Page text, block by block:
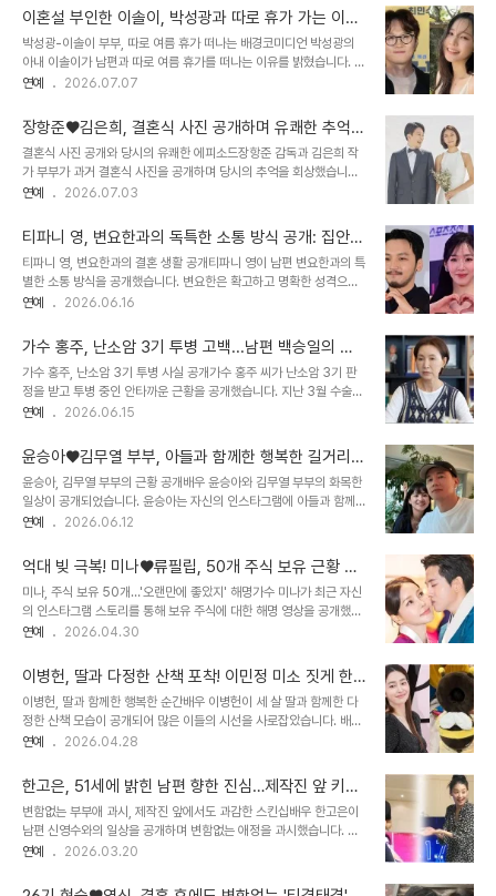
부부의 진솔한 이야기는 많은..
과 한혜진의 모습이 담겨 있습니다. 변함없는 애정, 13년차 부부의 신
혼 같은 일상기성용과 한혜진은 결혼 13년 차임에도 불구하고 여전히
신혼 같은 달달한 일상을 공개하며 많은 이들의 부러움을 샀습니다. 특
히 노을 진 바다를 배경으로 한 다정한 모습은 두 사람의 깊어진 애정
을 보여줍니다. 기성용은 딸과 함께 찍은 사진으로도 행복한 순간을 기
리그1 포항 스틸러스 소..
이혼설 부인한 이솔이, 박성광과 따로 휴가 가는 이유
공개!
박성광-이솔이 부부, 따로 여름 휴가 떠나는 배경코미디언 박성광의
아내 이솔이가 남편과 따로 여름 휴가를 떠나는 이유를 밝혔습니다. 이
솔이는 팔로워들과의 소통 중 휴가 계획에 대한 질문에 이같이 답했습
니다. 이혼설 해명과 함께 공개된 휴가 계획이솔이는 최근 SNS에 의
미심장한 심경 글을 올려 이혼설에 휩싸였으나, 이는 후킹일 뿐이라며
해명했습니다. 이번 여름 휴가는 책 몇 권을 들고 2주 정도 정처 없이
다녀 볼 계획이라고 밝혔습니다. 작년 여름부터 따로 휴가를 보내왔으
며 만족도가 높다고 덧붙였습니다. 박성광-이솔이 부부의 결혼 생활박
안 각종 예능 프로그램을 통..
연예 2026.07.07
장항준♥김은희, 결혼식 사진 공개하며 유쾌한 추억
회상
결혼식 사진 공개와 당시의 유쾌한 에피소드장항준 감독과 김은희 작
가 부부가 과거 결혼식 사진을 공개하며 당시의 추억을 회상했습니다.
공개된 사진 속 장항준 감독의 독특한 헤어스타일에 대해 김은희 작가
대한 솔직한 이야기도 나누었습니다. 개성 넘치는 청첩장과 재테크 조
언두 사람의 감성이 돋보이는 엽서 형태의 청첩장도 공개되어 눈길을
끌었습니다. 청첩장에 적힌 문구에 대한 아쉬움과 함께, 장항준 감독은
미래를 위한 연금 저축의 중요성을 강조했습니다. 김은희 작가는 장항
준 감독의 달라진 돈 이야기에 유쾌하게 반응했습니다. 딸 출산 후 변
르게 보는 계기가 되었다고 밝혔습..
연예 2026.07.03
티파니 영, 변요한과의 독특한 소통 방식 공개: 집안에
서도 전화 통화?
티파니 영, 변요한과의 결혼 생활 공개티파니 영이 남편 변요한과의 특
별한 소통 방식을 공개했습니다. 변요한은 확고하고 명확한 성격으로
티파니 영에게 안정감을 주었습니다. 티파니 영은 변요한의 책임감 있
도 전화 통화하는 이유변요한의 중저음 목소리에 대한 질문에 티파니
영은 집안에서도 전화 통화를 한다고 답했습니다. 이는 변요한의 목소
리가 작아 잘 들리지 않기 때문이라고 설명했습니다. 티파니 영은 남편
이 자신의 목소리를 듣기 위해 다가오도록 재치 있게 전화 통화를 한다
고 덧붙였습니다. 변요한과의 관계 및 대중 반응티파니 영은 변요한의
분하고 명확한 연기 스타일처럼 사..
연예 2026.06.16
가수 홍주, 난소암 3기 투병 고백...남편 백승일의 절
절한 심경 고백
가수 홍주, 난소암 3기 투병 사실 공개가수 홍주 씨가 난소암 3기 판
정을 받고 투병 중인 안타까운 근황을 공개했습니다. 지난 3월 수술을
받고 현재 표준 항암 치료 3차까지 마친 상태입니다. 드라마에서나 보
다고 합니다. 남편 백승일, 아내 투병에 절망감 토로남편인 씨름선수
출신 가수 백승일 씨는 예상치 못한 암 발병에 집에 폭탄이 터진 듯한
충격을 받았다고 심경을 전했습니다. 특히 수술 당일이 자신의 생일이
었다는 사실을 밝히며, 천하장사 등극 이후 처음으로 눈물을 흘릴 정도
로 절망감을 느꼈다고 고백했습니다. 아내가 아픈 뒤 정신이 없었지만,
치료 계획홍주 씨..
연예 2026.06.15
윤승아♥김무열 부부, 아들과 함께한 행복한 길거리
데이트 공개
윤승아, 김무열 부부의 근황 공개배우 윤승아와 김무열 부부의 화목한
일상이 공개되었습니다. 윤승아는 자신의 인스타그램에 아들과 함께
시간을 보내는 여러 장의 사진을 게재했습니다. 사진에는 부부가 아들
다정하고 자상한 아빠의 모습최근 넷플릭스 시리즈 ‘참교육’으로 사랑
받고 있는 김무열은 아내 윤승아의 가방을 메고 다정한 남편이자 아빠
의 면모를 드러냈습니다. 윤승아 역시 나이가 믿기지 않는 동안 미모와
함께 환한 미소로 사랑스러운 매력을 뽐냈습니다. 김무열은 게시물에
하트 이모티콘을 댓글로 남기며 애정을 표현했습니다. 팬들의 따뜻한
니다', '드라마 잘 보고 있어요..
연예 2026.06.12
억대 빚 극복! 미나♥류필립, 50개 주식 보유 근황 공
개…과거 아픔 딛고 '희망' 이야기
미나, 주식 보유 50개…'오랜만에 좋았지' 해명가수 미나가 최근 자신
의 인스타그램 스토리를 통해 보유 주식에 대한 해명 영상을 공개했습
니다. 유튜브 채널에서 미나는 '맞아 오랜만에 좋았지', '하필 장이 너
된다고 밝혔습니다. 그중 몇 개가 순위에 오른 것뿐이라고 덧붙이며 과
도한 관심을 해명했습니다. 이는 앞서 미나가 SNS를 통해 보유 주식
중 일부가 상승하며 고점에 산 것도 회복했다는 벅찬 마음을 표현한 것
에 대한 후속 조치입니다. 과거 류필립의 투자 실패…미나의 억대 빚
고백과거 MBN '가보자GO' 시즌3에 출연했을 당시, 미나는 남편 류
남편이 돈을 많이..
연예 2026.04.30
이병헌, 딸과 다정한 산책 포착! 이민정 미소 짓게 한
훈훈한 부녀 투샷
이병헌, 딸과 함께한 행복한 순간배우 이병헌이 세 살 딸과 함께한 다
정한 산책 모습이 공개되어 많은 이들의 시선을 사로잡았습니다. 배우
이민정은 개인 채널에 별다른 멘트 없이 하트 이모티콘과 함께 이병헌
복 차림으로 딸의 손을 꼭 잡고 산책에 나선 모습이며, 딸 서이 양은 그
런 아빠와 함께 길을 걷고 있어 '딸바보' 아빠와 '아빠 껌딱지' 딸의 사
랑스러운 일상이 보는 이들에게 미소를 선사합니다. 결혼 10년 만에
찾아온 둘째 딸이병헌과 이민정은 2013년 결혼하여 2015년 첫째 아
들을 얻었습니다. 결혼 10년 만인 2023년 12월, 둘째 딸을 출산하며
께 기쁨을 ..
연예 2026.04.28
한고은, 51세에 밝힌 남편 향한 진심…제작진 앞 키스
까지 나눈 부부의 깊은 감정
변함없는 부부애 과시, 제작진 앞에서도 과감한 스킨십배우 한고은이
남편 신영수와의 일상을 공개하며 변함없는 애정을 과시했습니다. 유
튜브 채널 '고은언니 한고은'에 공개된 영상에서 두 사람은 청담동 자
롤을 나눠 먹고, 제작진이 지켜보는 앞에서도 자연스럽게 키스를 나누
연예 2026.03.20